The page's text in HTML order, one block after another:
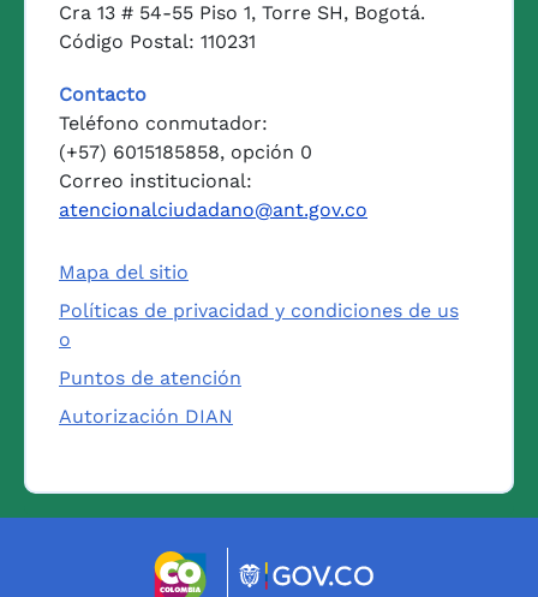
Cra 13 # 54-55 Piso 1, Torre SH, Bogotá.
Código Postal: 110231
Contacto
Teléfono conmutador:
(+57) 6015185858, opción 0
Correo institucional:
atencionalciudadano@ant.gov.co
Mapa del sitio
Políticas de privacidad y condiciones de us
o
Puntos de atención
Autorización DIAN